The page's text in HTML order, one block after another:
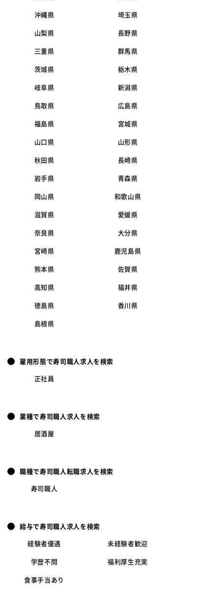
沖縄県 埼玉県
山梨県 長野県
三重県 群馬県
茨城県 栃木県
岐阜県 新潟県
鳥取県 広島県
福島県 宮城県
山口県 山形県
秋田県 長崎県
岩手県 青森県
岡山県 和歌山県
滋賀県 愛媛県
奈良県 大分県
宮崎県 鹿児島県
熊本県 佐賀県
高知県 福井県
徳島県 香川県
島根県
雇用形態で寿司職人求人を検索
正社員
業種で寿司職人求人を検索
居酒屋
職種で寿司職人転職求人を検索
寿司職人
給与で寿司職人求人を検索
経験者優遇 未経験者歓迎
学歴不問 福利厚生充実
食事手当あり